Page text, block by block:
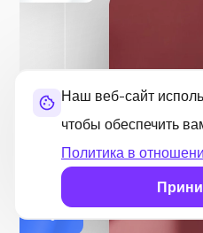
Наш веб-сайт
чтобы обеспечить
Политика в
Ultahost